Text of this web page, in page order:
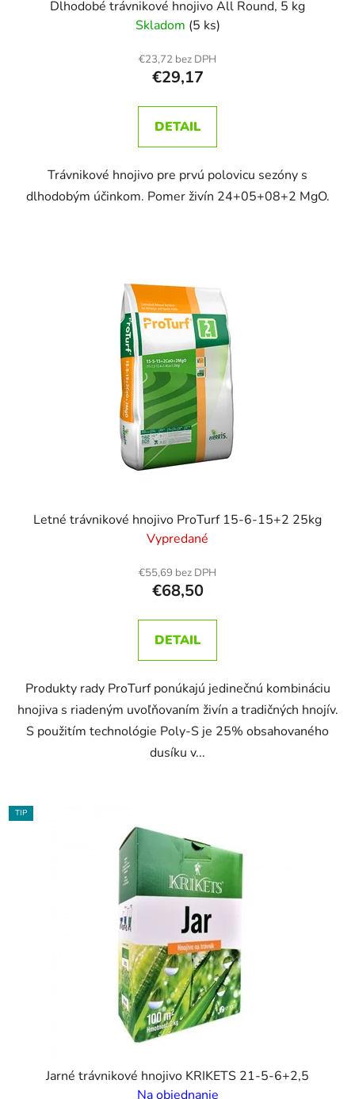
Dlhodobé trávnikové hnojivo All Round, 5 kg
Skladom (5 ks)
€23,72 bez DPH
€29,17
DETAIL
Trávnikové hnojivo pre prvú polovicu sezóny s
dlhodobým účinkom. Pomer živín 24+05+08+2 MgO.
Letné trávnikové hnojivo ProTurf 15-6-15+2 25kg
Vypredané
€55,69 bez DPH
€68,50
DETAIL
Produkty rady ProTurf ponúkajú jedinečnú kombináciu
hnojiva s riadeným uvoľňovaním živín a tradičných hnojív.
S použitím technológie Poly-S je 25% obsahovaného
dusíku v...
TIP
Jarné trávnikové hnojivo KRIKETS 21-5-6+2,5
Na objednanie